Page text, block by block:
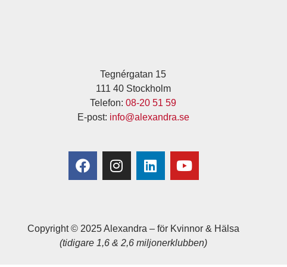
Tegnérgatan 15
111 40 Stockholm
Telefon:08-20 51 59
E-post: info@alexandra.se
Copyright © 2025 Alexandra – för Kvinnor & Hälsa
(tidigare 1,6 & 2,6 miljonerklubben)